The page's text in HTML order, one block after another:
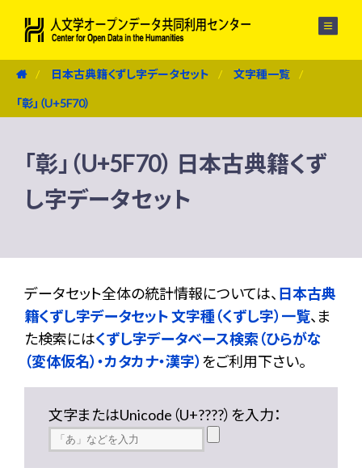
日本古典籍くずし字データセット 文字種一覧
「彰」（U+5F70）
「彰」（U+5F70） 日本古典籍くず
し字データセット
データセット全体の統計情報については、 日本古典
籍くずし字データセット 文字種（くずし字）一覧、ま
た検索にはくずし字データベース検索（ひらがな
（変体仮名）・カタカナ・漢字） をご利用下さい。
文字またはUnicode（U+????）を入力：